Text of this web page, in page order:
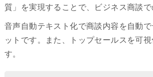
質」を実現することで、ビジネス商談で
音声自動テキスト化で商談内容を自動
ットです。また、トップセールスを可
す。